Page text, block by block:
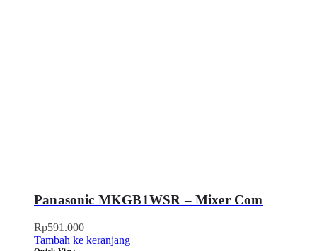
Panasonic MKGB1WSR – Mixer Com
Rp591.000
Tambah ke keranjang